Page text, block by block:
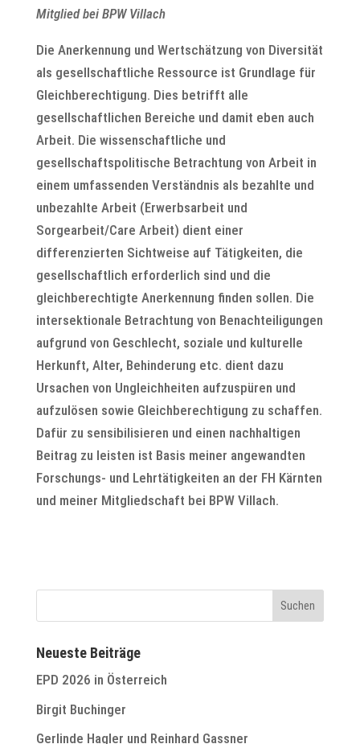
Mitglied bei BPW Villach
Die Anerkennung und Wertschätzung von Diversität
als gesellschaftliche Ressource ist Grundlage für
Gleichberechtigung. Dies betrifft alle
gesellschaftlichen Bereiche und damit eben auch
Arbeit. Die wissenschaftliche und
gesellschaftspolitische Betrachtung von Arbeit in
einem umfassenden Verständnis als bezahlte und
unbezahlte Arbeit (Erwerbsarbeit und
Sorgearbeit/Care Arbeit) dient einer
differenzierten Sichtweise auf Tätigkeiten, die
gesellschaftlich erforderlich sind und die
gleichberechtigte Anerkennung finden sollen. Die
intersektionale Betrachtung von Benachteiligungen
aufgrund von Geschlecht, soziale und kulturelle
Herkunft, Alter, Behinderung etc. dient dazu
Ursachen von Ungleichheiten aufzuspüren und
aufzulösen sowie Gleichberechtigung zu schaffen.
Dafür zu sensibilisieren und einen nachhaltigen
Beitrag zu leisten ist Basis meiner angewandten
Forschungs- und Lehrtätigkeiten an der FH Kärnten
und meiner Mitgliedschaft bei BPW Villach.
Neueste Beiträge
EPD 2026 in Österreich
Birgit Buchinger
Gerlinde Hagler und Reinhard Gassner